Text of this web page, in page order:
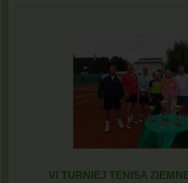
VI TURNIEJ TENISA